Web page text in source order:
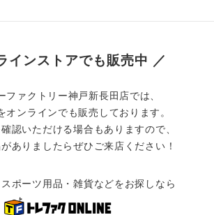
インストアでも販売中 ／
ファクトリー神戸新長田店では、
オンラインでも販売しております。
認いただける場合もありますので、
ありましたらぜひご来店ください！
ポーツ用品・雑貨などをお探しなら